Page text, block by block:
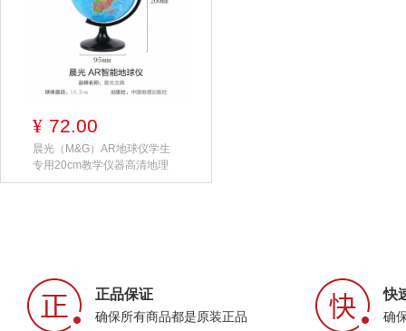
¥ 72.00
晨光（M&G）AR地球仪学生
专用20cm教学仪器高清地理
正品保证
确保所有商品都是原装正品
快
确